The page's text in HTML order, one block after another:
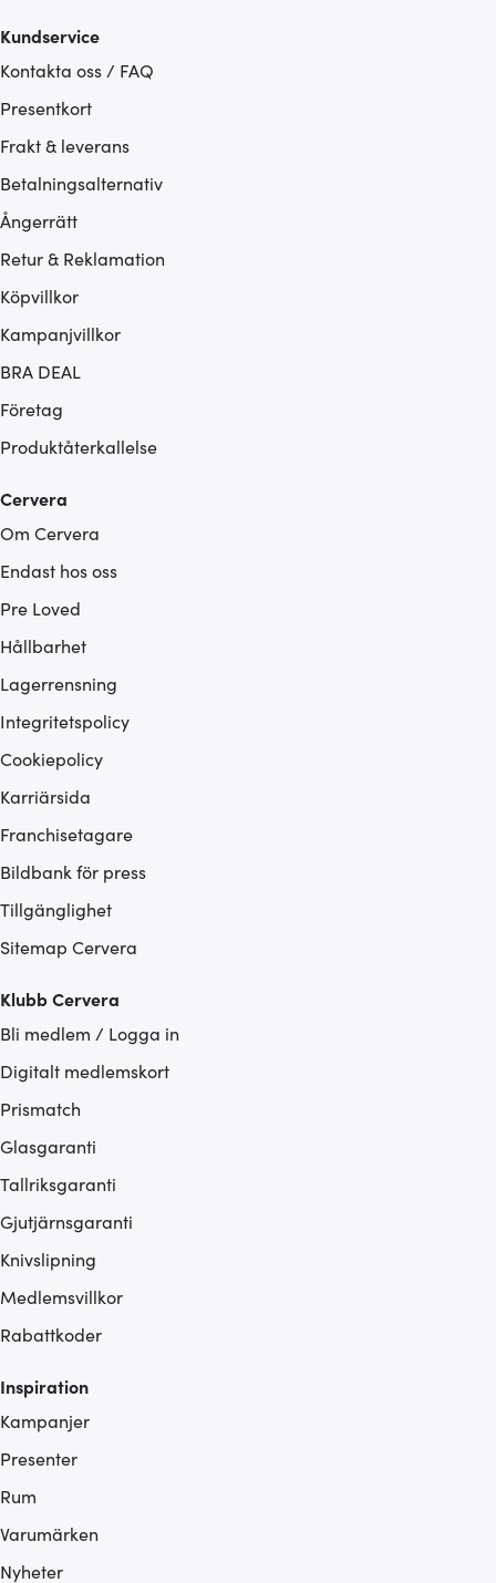
Kundservice
Kontakta oss / FAQ
Presentkort
Frakt & leverans
Betalningsalternativ
Ångerrätt
Retur & Reklamation
Köpvillkor
Kampanjvillkor
BRA DEAL
Företag
Produktåterkallelse
Cervera
Om Cervera
Endast hos oss
Pre Loved
Hållbarhet
Lagerrensning
Integritetspolicy
Cookiepolicy
Karriärsida
Franchisetagare
Bildbank för press
Tillgänglighet
Sitemap Cervera
Klubb Cervera
Bli medlem / Logga in
Digitalt medlemskort
Prismatch
Glasgaranti
Tallriksgaranti
Gjutjärnsgaranti
Knivslipning
Medlemsvillkor
Rabattkoder
Inspiration
Kampanjer
Presenter
Rum
Varumärken
Nyheter